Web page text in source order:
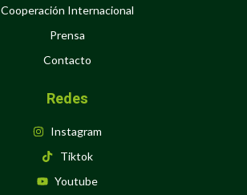
Cooperación Internacional
Prensa
Contacto
Redes
Instagram
Tiktok
Youtube